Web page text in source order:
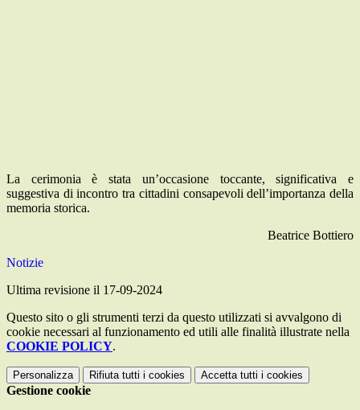
La cerimonia è stata un’occasione toccante, significativa e
suggestiva di incontro tra cittadini consapevoli dell’importanza della
memoria storica.
Beatrice Bottiero
Notizie
Ultima revisione il 17-09-2024
Questo sito o gli strumenti terzi da questo utilizzati si avvalgono di
cookie necessari al funzionamento ed utili alle finalità illustrate nella
COOKIE POLICY.
Personalizza Rifiuta tutti i cookies Accetta tutti i cookies
Gestione cookie